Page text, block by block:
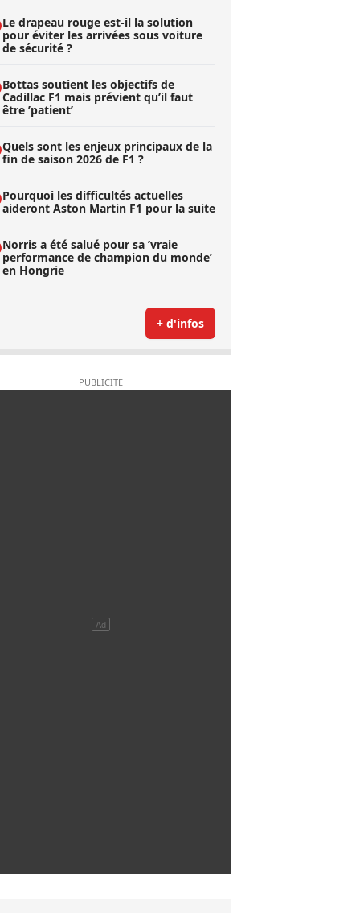
Le drapeau rouge est-il la solution
pour éviter les arrivées sous voiture
de sécurité ?
Bottas soutient les objectifs de
Cadillac F1 mais prévient qu’il faut
être ’patient’
Quels sont les enjeux principaux de la
fin de saison 2026 de F1 ?
Pourquoi les difficultés actuelles
aideront Aston Martin F1 pour la suite
Norris a été salué pour sa ’vraie
performance de champion du monde’
en Hongrie
+ d'infos